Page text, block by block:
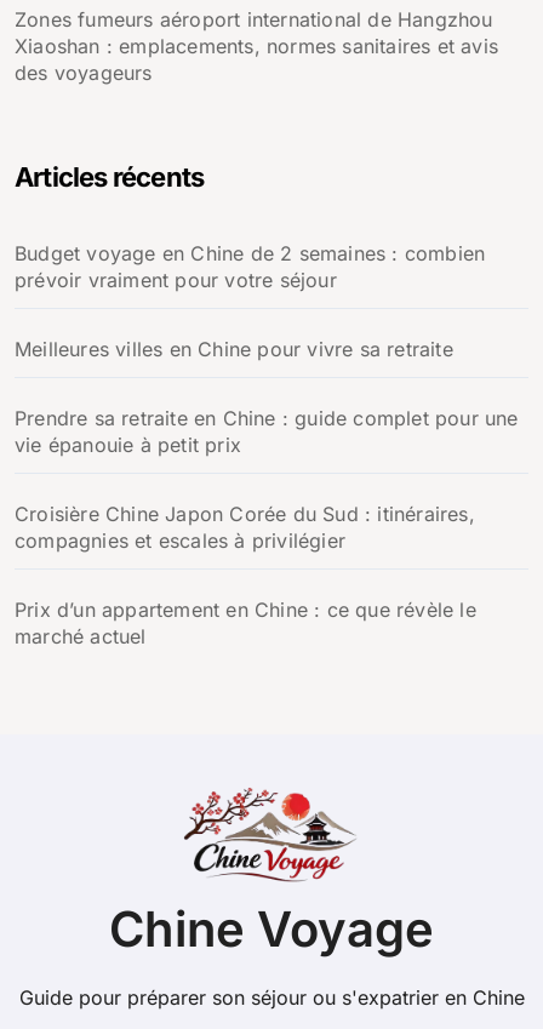
Zones fumeurs aéroport international de Hangzhou
Xiaoshan : emplacements, normes sanitaires et avis
des voyageurs
Articles récents
Budget voyage en Chine de 2 semaines : combien
prévoir vraiment pour votre séjour
Meilleures villes en Chine pour vivre sa retraite
Prendre sa retraite en Chine : guide complet pour une
vie épanouie à petit prix
Croisière Chine Japon Corée du Sud : itinéraires,
compagnies et escales à privilégier
Prix d’un appartement en Chine : ce que révèle le
marché actuel
Chine Voyage
Guide pour préparer son séjour ou s'expatrier en Chine